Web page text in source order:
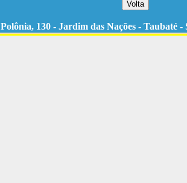
130 - Jardim das Nações - Taubaté -